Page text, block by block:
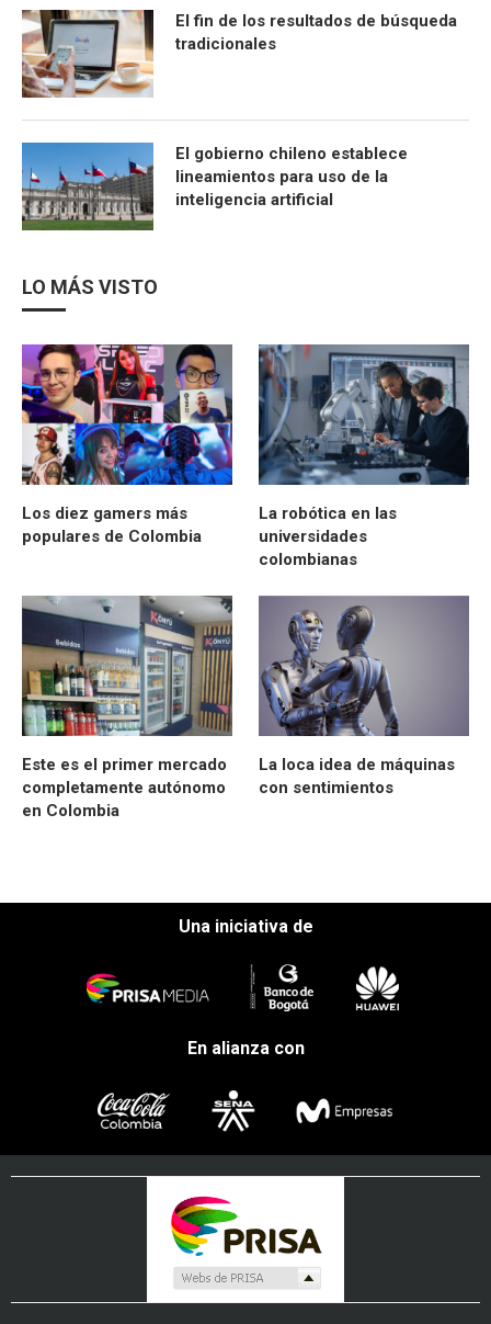
El fin de los resultados de búsqueda
tradicionales
El gobierno chileno establece
lineamientos para uso de la
inteligencia artificial
LO MÁS VISTO
Los diez gamers más
populares de Colombia
La robótica en las
universidades
colombianas
Este es el primer mercado
completamente autónomo
en Colombia
La loca idea de máquinas
con sentimientos
Una iniciativa de
En alianza con